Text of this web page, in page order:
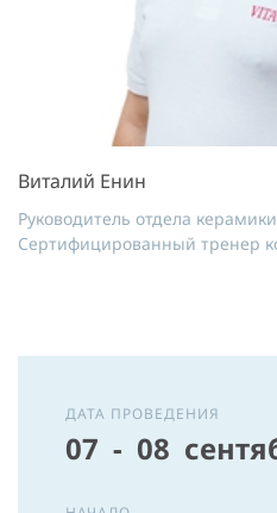
Виталий Енин
Руководитель отдела
Сертифицированный тренер
ДАТА ПРОВЕДЕНИЯ
07 - 08